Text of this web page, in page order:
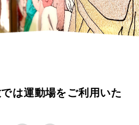
は運動場をご利用いた